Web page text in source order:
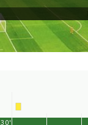
30'